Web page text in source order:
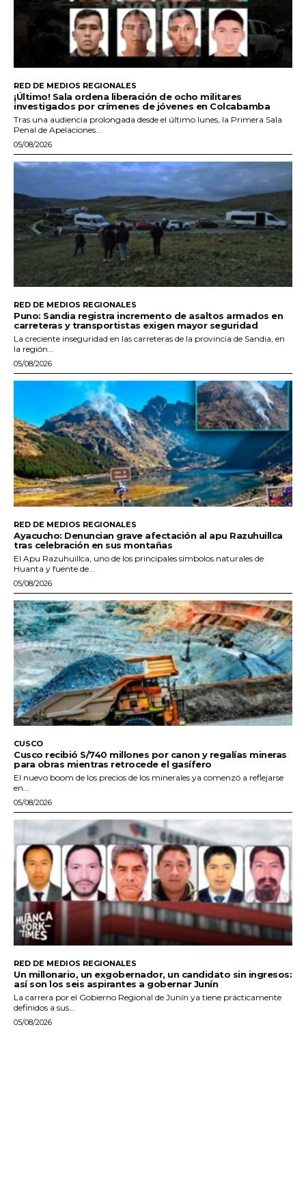
RED DE MEDIOS REGIONALES
¡Último! Sala ordena liberación de ocho militares
investigados por crímenes de jóvenes en Colcabamba
Tras una audiencia prolongada desde el último lunes, la Primera Sala
Penal de Apelaciones...
05/08/2026
RED DE MEDIOS REGIONALES
Puno: Sandia registra incremento de asaltos armados en
carreteras y transportistas exigen mayor seguridad
La creciente inseguridad en las carreteras de la provincia de Sandia, en
la región...
05/08/2026
RED DE MEDIOS REGIONALES
Ayacucho: Denuncian grave afectación al apu Razuhuillca
tras celebración en sus montañas
El Apu Razuhuillca, uno de los principales símbolos naturales de
Huanta y fuente de...
05/08/2026
CUSCO
Cusco recibió S/740 millones por canon y regalías mineras
para obras mientras retrocede el gasífero
El nuevo boom de los precios de los minerales ya comenzó a reflejarse
en...
05/08/2026
RED DE MEDIOS REGIONALES
Un millonario, un exgobernador, un candidato sin ingresos:
así son los seis aspirantes a gobernar Junín
La carrera por el Gobierno Regional de Junín ya tiene prácticamente
definidos a sus...
05/08/2026